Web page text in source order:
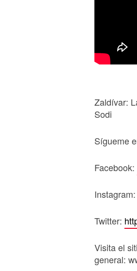
Zaldívar:
Sodi
Sígueme
Facebook:
Instagram:
Twitter:
Visita el
general: